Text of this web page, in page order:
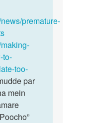
premature-
to-
too-
par
mein